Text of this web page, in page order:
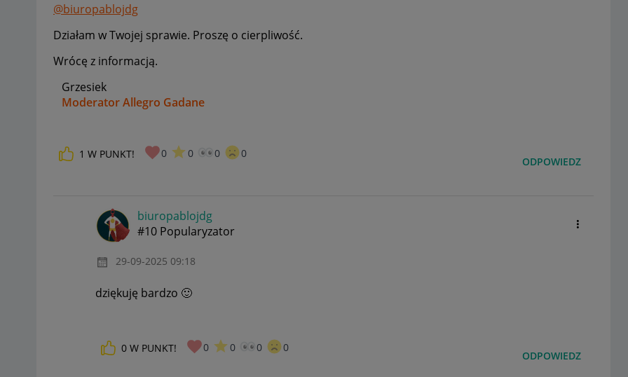
@biuropablojdg
Działam w Twojej sprawie. Proszę o cierpliwość.
Wrócę z informacją.
Grzesiek
Moderator Allegro Gadane
1 W PUNKT! 0 0 0 0
ODPOWIEDZ
biuropablojdg
#10 Popularyzator
‎29-09-2025 09:18
dziękuję bardzo 🙂
0 W PUNKT! 0 0 0 0
ODPOWIEDZ